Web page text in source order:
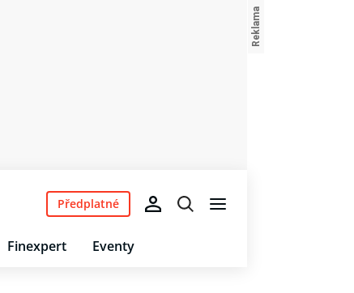
Finexpert Eventy
Předplatné